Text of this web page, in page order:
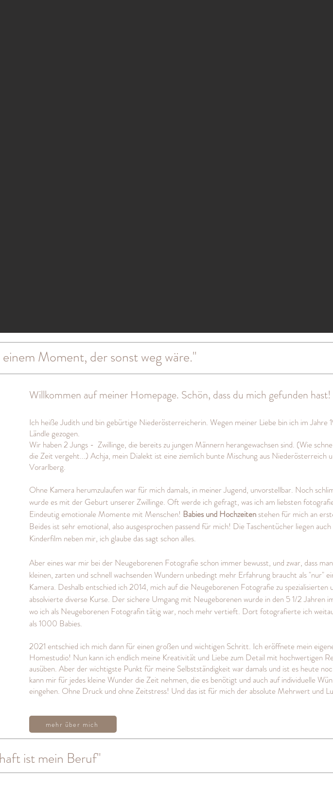
Moment, der sonst weg wäre."
Willkommen auf meiner Homepage. Schön, dass du mich gefunden hast!
Ich heiße Judith und bin gebürtige Niederösterreicherin. Wegen meiner Liebe bin ich im Jahre
Ländle gezogen.
Wir haben 2 Jungs - Zwillinge, die bereits zu jungen Männern herangewachsen sind. (Wie
die Zeit vergeht...) Achja, mein Dialekt ist eine ziemlich bunte Mischung aus Niederösterreich
Vorarlberg.
Ohne Kamera herumzulaufen war für mich damals, in meiner Jugend, unvorstellbar. Noch
wurde es mit der Geburt unserer Zwillinge. Oft werde ich gefragt, was ich am liebsten
Eindeutig emotionale Momente mit Menschen! Babies und Hochzeiten stehen für mich an
Beides ist sehr emotional, also ausgesprochen passend für mich! Die Taschentücher liegen
Kinderfilm neben mir, ich glaube das sagt schon alles.
Aber eines war mir bei der Neugeborenen Fotografie schon immer bewusst, und zwar, dass
kleinen, zarten und schnell wachsenden Wundern unbedingt mehr Erfahrung braucht als "nur"
Kamera. Deshalb entschied ich​2014, mich auf die Neugeborenen Fotografie zu spezialisierten
absolvierte diverse Kurse. Der sichere Umgang mit Neugeborenen wurde in den 5 1/2 Jahren
wo ich als Neugeborenen Fotografin tätig war, noch mehr vertieft. Dort fotografierte ich
als1000 Babies.
2021 entschied ich mich dann für einen großen und wichtigen Schritt. Ich eröffnete mein
Homestudio! Nun kann ich endlich meine Kreativität und Liebe zum Detail mit hochwertigen
ausüben. Aber derwichtigste Punkt für meine Selbstständigkeit war damals und ist es heute
kann mir für jedes kleine Wunder die Zeit nehmen, die es benötigt und auch auf individuelle
eingehen. Ohne Druck und ohne Zeitstress! Und das ist für mich der absolute Mehrwert und
mehr über mich
ist mein Beruf"